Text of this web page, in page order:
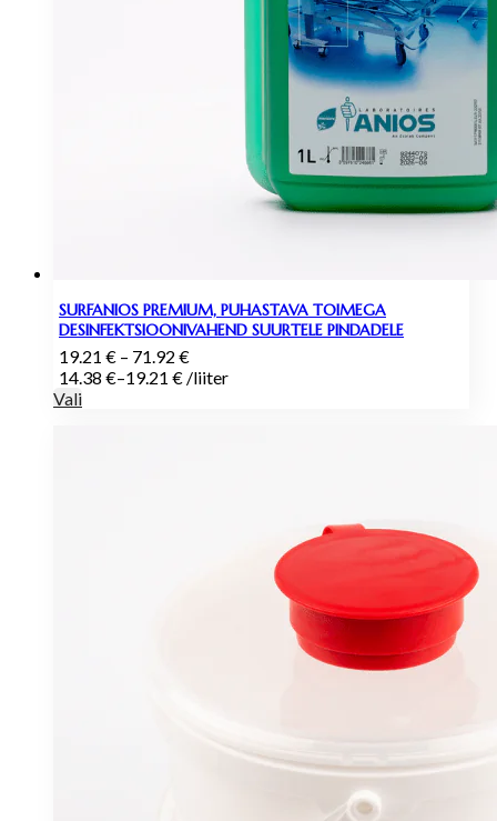
SURFANIOS PREMIUM, PUHASTAVA TOIMEGA
DESINFEKTSIOONIVAHEND SUURTELE PINDADELE
19.21 € – 71.92 €Hinnavahemik:
19.21 €
14.38 €–19.21 € /liiter
Vali